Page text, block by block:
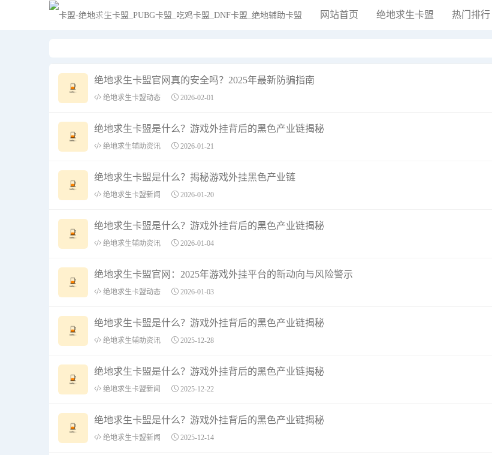
网站首页 绝地求生卡盟 热门排行
绝地求生卡盟官网真的安全吗？2025年最新防骗指南
绝地求生卡盟动态 2026-02-01
绝地求生卡盟是什么？游戏外挂背后的黑色产业链揭秘
绝地求生辅助资讯 2026-01-21
绝地求生卡盟是什么？揭秘游戏外挂黑色产业链
绝地求生卡盟新闻 2026-01-20
绝地求生卡盟是什么？游戏外挂背后的黑色产业链揭秘
绝地求生辅助资讯 2026-01-04
绝地求生卡盟官网：2025年游戏外挂平台的新动向与风险警示
绝地求生卡盟动态 2026-01-03
绝地求生卡盟是什么？游戏外挂背后的黑色产业链揭秘
绝地求生辅助资讯 2025-12-28
绝地求生卡盟是什么？游戏外挂背后的黑色产业链揭秘
绝地求生卡盟新闻 2025-12-22
绝地求生卡盟是什么？游戏外挂背后的黑色产业链揭秘
绝地求生卡盟新闻 2025-12-14